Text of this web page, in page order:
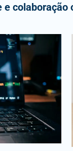
e colaboração